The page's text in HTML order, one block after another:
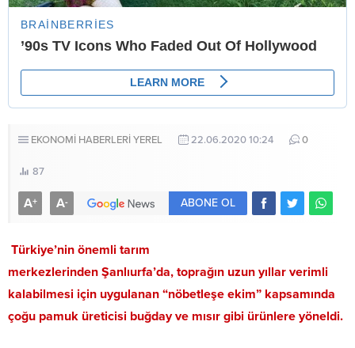
EKONOMİ HABERLERİYEREL 22.06.2020 10:24 0
87
A+ A- ABONE OL
Türkiye’nin önemli tarım
merkezlerinden Şanlıurfa’da, toprağın uzun yıllar verimli
kalabilmesi için uygulanan “nöbetleşe ekim” kapsamında
çoğu pamuk üreticisi buğday ve mısır gibi ürünlere yöneldi.